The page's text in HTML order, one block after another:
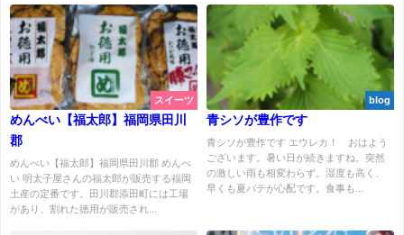
スイーツ
めんべい【福太郎】福岡県田川
郡
めんべい【福太郎】福岡県田川郡 めんべ
い 明太子屋さんの福太郎が販売する福岡
土産の定番です。田川郡添田町には工場
があり、割れた徳用が販売され...
blog
青シソが豊作です
青シソが豊作です エウレカ！ おはよう
ございます。暑い日が続きますね。突然
の激しい雨も相変わらず。湿度も高く、
早くも夏バテが心配です。食事も...